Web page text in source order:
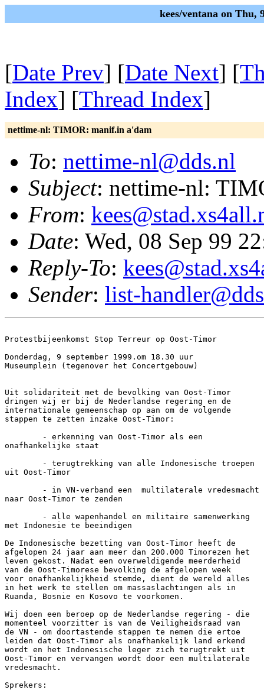
kees/ventana on Thu,
[Date Prev] [Date Next] [
Index] [Thread Index]
nettime-nl: TIMOR: manif.in a'dam
To: nettime-nl@dds.nl
Subject: nettime-nl:
From:
Date: Wed, 08 Sep 99
Reply-To:
Sender: list-
Protestbijeenkomst Stop Terreur op Oost-Timor
Donderdag, 9 september 1999.om 18.30 uur
Museumplein (tegenover het Concertgebouw)
Uit solidariteit met de bevolking van Oost-Timor
dringen wij er bij de Nederlandse regering en de
internationale gemeenschap op aan om de volgende
stappen te zetten inzake Oost-Timor:
onafhankelijke staat
uit Oost-Timor
naar Oost-Timor te zenden
met Indonesie te beeindigen
De Indonesische bezetting van Oost-Timor heeft de
afgelopen 24 jaar aan meer dan 200.000 Timorezen het
leven gekost. Nadat een overweldigende meerderheid
van de Oost-Timorese bevolking de afgelopen week
voor onafhankelijkheid stemde, dient de wereld alles
in het werk te stellen om massaslachtingen als in
Ruanda, Bosnie en Kosovo te voorkomen.
Wij doen een beroep op de Nederlandse regering - die
momenteel voorzitter is van de Veiligheidsraad van
de VN - om doortastende stappen te nemen die ertoe
leiden dat Oost-Timor als onafhankelijk land erkend
wordt en het Indonesische leger zich terugtrekt uit
Oost-Timor en vervangen wordt door een multilaterale
vredesmacht.
Sprekers: